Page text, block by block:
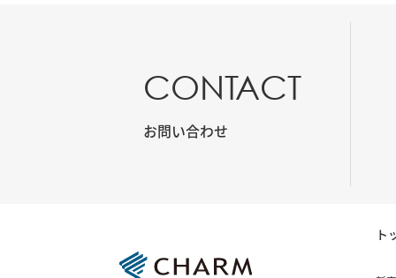
CONTACT
お問い合わせ
ト